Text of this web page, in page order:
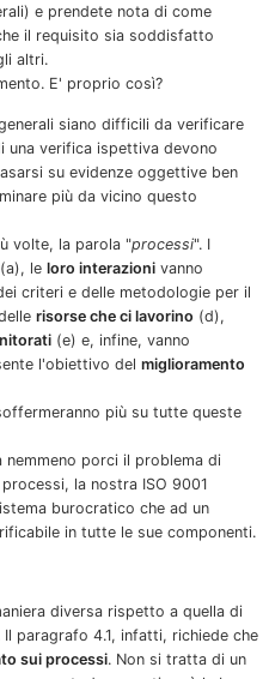
e prendete nota di come
il requisito sia soddisfatto
altri.
E' proprio così?
siano difficili da verificare
una verifica ispettiva devono
su evidenze oggettive ben
più da vicino questo
volte, la parola "processi". I
(a), le loro interazioni vanno
criteri e delle metodologie per il
risorse che ci lavorino (d),
(e) e, infine, vanno
l'obiettivo del miglioramento
più su tutte queste
nemmeno porci il problema di
la nostra ISO 9001
burocratico che ad un
in tutte le sue componenti.
diversa rispetto a quella di
paragrafo 4.1, infatti, richiede che
sui processi. Non si tratta di un